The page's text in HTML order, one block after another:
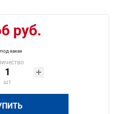
руб.
под заказ
шт